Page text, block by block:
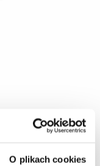
O plikach cookies